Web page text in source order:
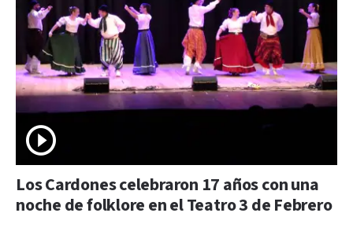
Los Cardones celebraron 17 años con una
noche de folklore en el Teatro 3 de Febrero